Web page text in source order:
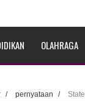
OLAHRAGA
/ pernyataan /